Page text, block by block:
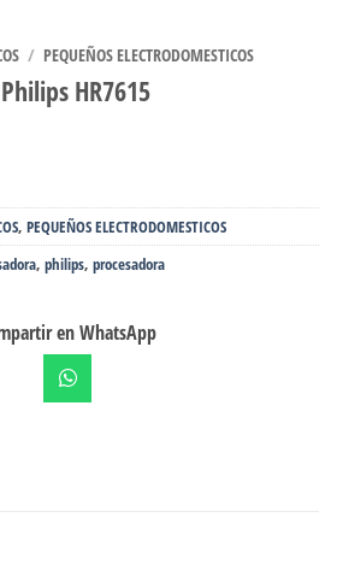
/ PEQUEÑOS ELECTRODOMESTICOS
HR7615
, PEQUEÑOS ELECTRODOMESTICOS
, philips, procesadora
en WhatsApp